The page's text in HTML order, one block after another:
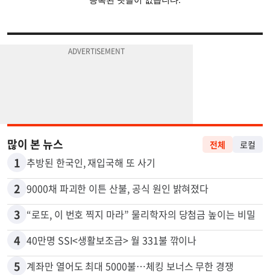
많이 본 뉴스 전체 로컬
1 추방된 한국인, 재입국해 또 사기
2 9000채 파괴한 이튼 산불, 공식 원인 밝혀졌다
3 “로또, 이 번호 찍지 마라” 물리학자의 당첨금 높이는 비밀
4 40만명 SSI<생활보조금> 월 331불 깎이나
5 계좌만 열어도 최대 5000불…체킹 보너스 무한 경쟁